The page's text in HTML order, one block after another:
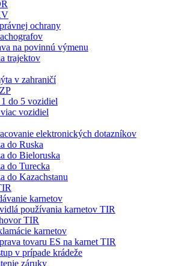
ochrany
na povinnú výmenu
trajektov
v zahraničí
do 5 vozidiel
vozidiel
elektronických dotazníkov
do Ruska
do Bieloruska
do Turecka
do Kazachstanu
karnetov
používania karnetov TIR
TIR
karnetov
tovaru ES na karnet TIR
v prípade krádeže
záruky